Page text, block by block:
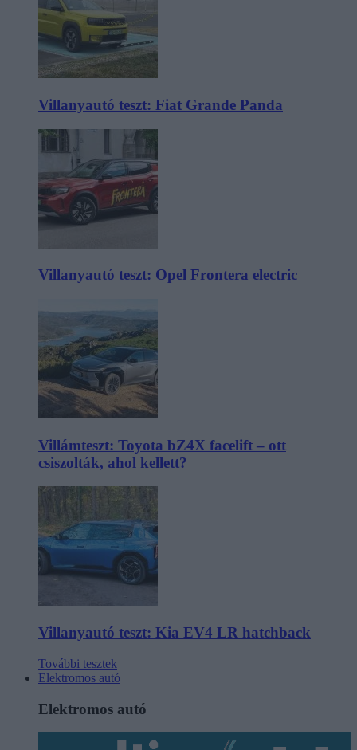
Villanyautó teszt: Fiat Grande Panda
Villanyautó teszt: Opel Frontera electric
Villámteszt: Toyota bZ4X facelift – ott
csiszolták, ahol kellett?
Villanyautó teszt: Kia EV4 LR hatchback
További tesztek
Elektromos autó
Elektromos autó